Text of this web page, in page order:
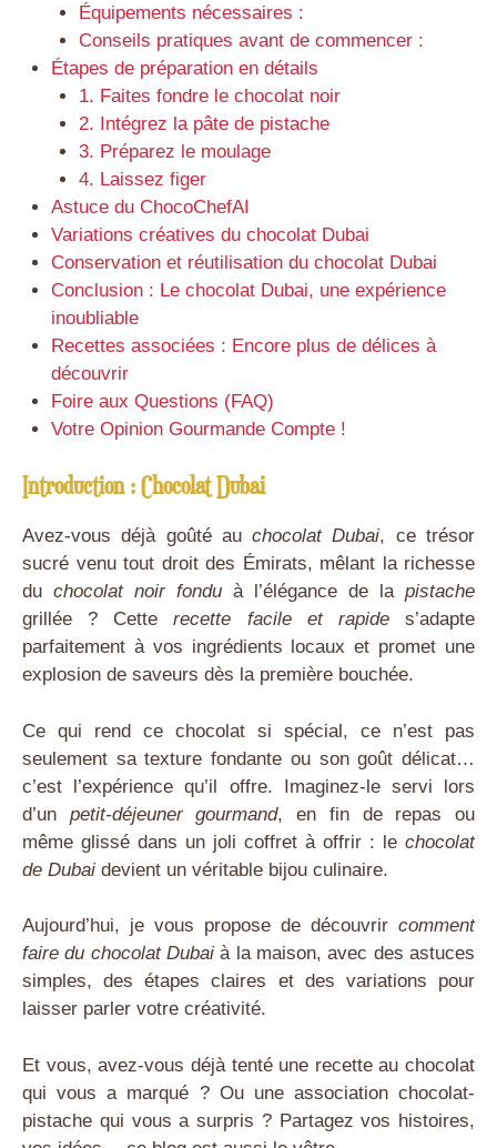
Équipements nécessaires :
Conseils pratiques avant de commencer :
Étapes de préparation en détails
1. Faites fondre le chocolat noir
2. Intégrez la pâte de pistache
3. Préparez le moulage
4. Laissez figer
Astuce du ChocoChefAI
Variations créatives du chocolat Dubai
Conservation et réutilisation du chocolat Dubai
Conclusion : Le chocolat Dubai, une expérience
inoubliable
Recettes associées : Encore plus de délices à
découvrir
Foire aux Questions (FAQ)
Votre Opinion Gourmande Compte !
Introduction : Chocolat Dubai
Avez-vous déjà goûté auchocolat Dubai, ce trésor
sucré venu tout droit des Émirats, mêlant la richesse
du chocolat noir fondu à l’élégance de la pistache
grillée ? Cetterecette facile et rapides’adapte
parfaitement à vos ingrédients locaux et promet une
explosion de saveurs dès la première bouchée.
Ce qui rend ce chocolat si spécial, ce n’est pas
seulement sa texture fondante ou son goût délicat…
c’est l’expérience qu’il offre. Imaginez-le servi lors
d’un petit-déjeuner gourmand, en fin de repas ou
même glissé dans un joli coffret à offrir : le chocolat
de Dubai devient un véritable bijou culinaire.
Aujourd’hui, je vous propose de découvrir comment
faire du chocolat Dubai à la maison, avec des astuces
simples, des étapes claires et des variations pour
laisser parler votre créativité.
Et vous, avez-vous déjà tenté une recette au chocolat
qui vous a marqué ? Ou une association chocolat-
pistache qui vous a surpris ? Partagez vos histoires,